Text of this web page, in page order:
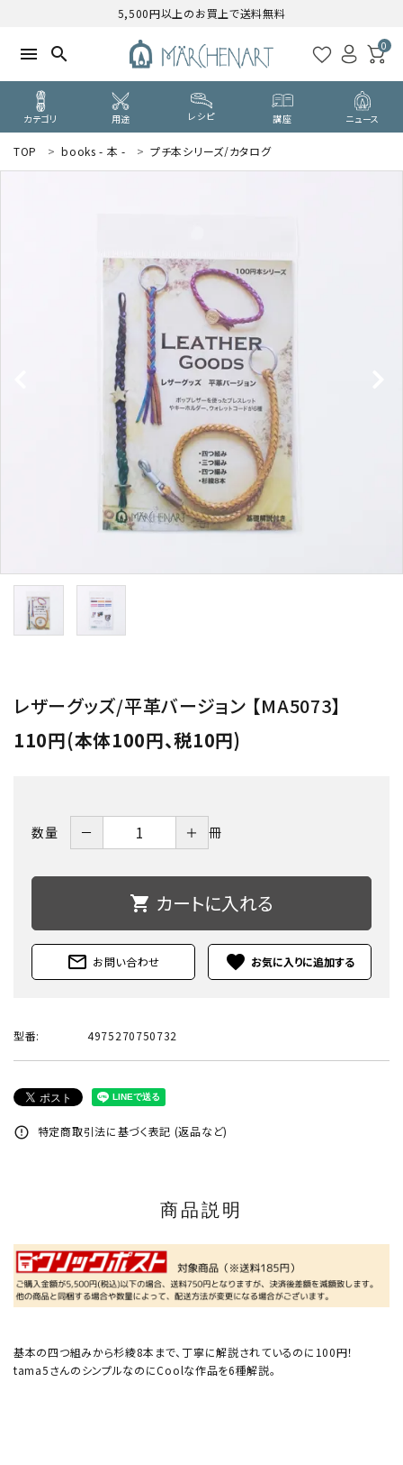
5,500円以上のお買上で送料無料
menu search 0
カテゴリ 用途 レシピ 講座 ニュース
search
新規会員登録
カテゴリーから探す
SHOP
店舗
TOP books - 本 - プチ本シリーズ/カタログ
レザーグッズ/平革バージョン 【MA5073】
110円(本体100円、税10円)
数量 － ＋ 冊
shopping_cart カートに入れる
mail_outline お問い合わせ favorite
型番: 4975270750732
error_outline 特定商取引法に基づく表記 (返品など)
商品説明
基本の四つ組みから杉綾8本まで、丁寧に解説されているのに100円！
tama5さんのシンプルなのにCoolな作品を6種解説。